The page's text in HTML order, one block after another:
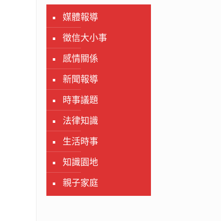
媒體報導
徵信大小事
感情關係
新聞報導
時事議題
法律知識
生活時事
知識園地
親子家庭